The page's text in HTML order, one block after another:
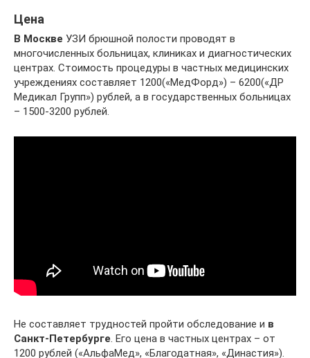
Цена
В Москве УЗИ брюшной полости проводят в
многочисленных больницах, клиниках и диагностических
центрах. Стоимость процедуры в частных медицинских
учреждениях составляет 1200(«МедФорд») – 6200(«ДР
Медикал Групп») рублей, а в государственных больницах
– 1500-3200 рублей.
Не составляет трудностей пройти обследование и в
Санкт-Петербурге. Его цена в частных центрах – от
1200 рублей («АльфаМед», «Благодатная», «Династия»).